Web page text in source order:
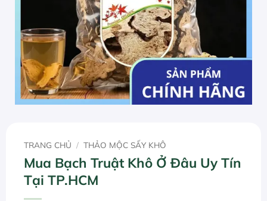
TRANG CHỦ / THẢO MỘC SẤY KHÔ
Mua Bạch Truật Khô Ở Đâu Uy Tín
Tại TP.HCM